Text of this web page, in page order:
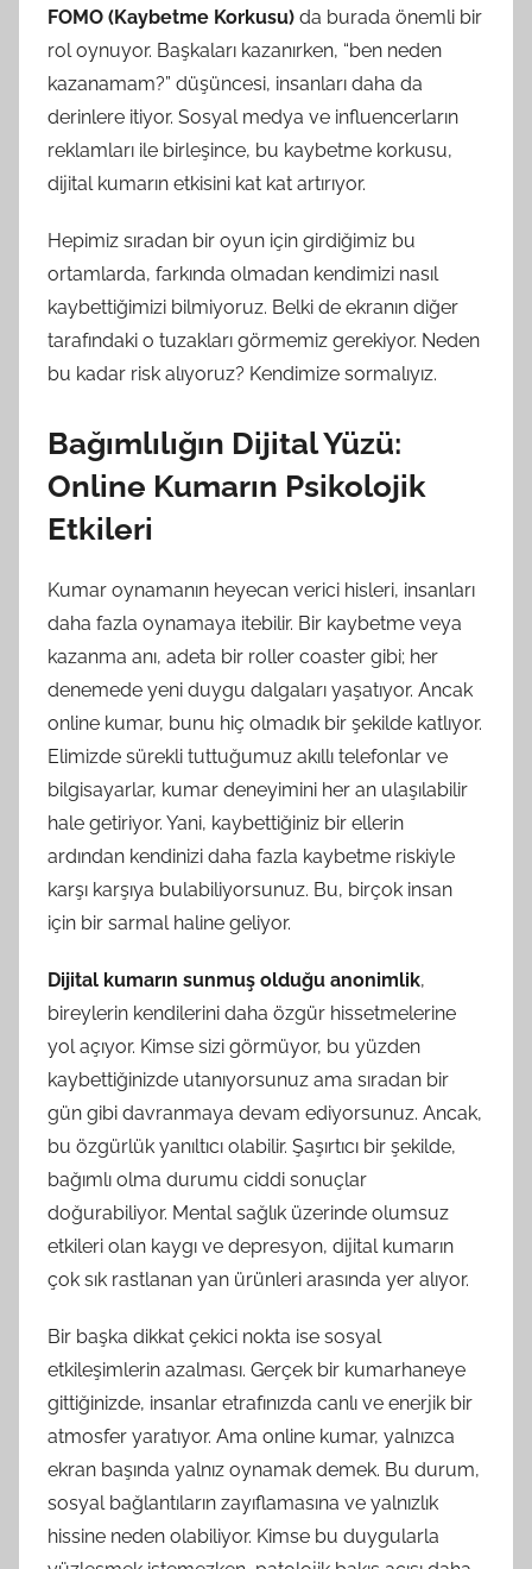
FOMO (Kaybetme Korkusu) da burada önemli bir
rol oynuyor. Başkaları kazanırken, “ben neden
kazanamam?” düşüncesi, insanları daha da
derinlere itiyor. Sosyal medya ve influencerların
reklamları ile birleşince, bu kaybetme korkusu,
dijital kumarın etkisini kat kat artırıyor.
Hepimiz sıradan bir oyun için girdiğimiz bu
ortamlarda, farkında olmadan kendimizi nasıl
kaybettiğimizi bilmiyoruz. Belki de ekranın diğer
tarafındaki o tuzakları görmemiz gerekiyor. Neden
bu kadar risk alıyoruz? Kendimize sormalıyız.
Bağımlılığın Dijital Yüzü:
Online Kumarın Psikolojik
Etkileri
Kumar oynamanın heyecan verici hisleri, insanları
daha fazla oynamaya itebilir. Bir kaybetme veya
kazanma anı, adeta bir roller coaster gibi; her
denemede yeni duygu dalgaları yaşatıyor. Ancak
online kumar, bunu hiç olmadık bir şekilde katlıyor.
Elimizde sürekli tuttuğumuz akıllı telefonlar ve
bilgisayarlar, kumar deneyimini her an ulaşılabilir
hale getiriyor. Yani, kaybettiğiniz bir ellerin
ardından kendinizi daha fazla kaybetme riskiyle
karşı karşıya bulabiliyorsunuz. Bu, birçok insan
için bir sarmal haline geliyor.
Dijital kumarın sunmuş olduğu anonimlik,
bireylerin kendilerini daha özgür hissetmelerine
yol açıyor. Kimse sizi görmüyor, bu yüzden
kaybettiğinizde utanıyorsunuz ama sıradan bir
gün gibi davranmaya devam ediyorsunuz. Ancak,
bu özgürlük yanıltıcı olabilir. Şaşırtıcı bir şekilde,
bağımlı olma durumu ciddi sonuçlar
doğurabiliyor. Mental sağlık üzerinde olumsuz
etkileri olan kaygı ve depresyon, dijital kumarın
çok sık rastlanan yan ürünleri arasında yer alıyor.
Bir başka dikkat çekici nokta ise sosyal
etkileşimlerin azalması. Gerçek bir kumarhaneye
gittiğinizde, insanlar etrafınızda canlı ve enerjik bir
atmosfer yaratıyor. Ama online kumar, yalnızca
ekran başında yalnız oynamak demek. Bu durum,
sosyal bağlantıların zayıflamasına ve yalnızlık
hissine neden olabiliyor. Kimse bu duygularla